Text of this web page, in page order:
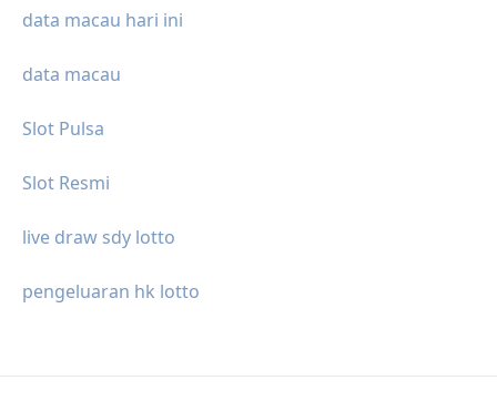
data macau hari ini
data macau
Slot Pulsa
Slot Resmi
live draw sdy lotto
pengeluaran hk lotto